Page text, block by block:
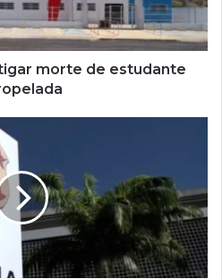
morte de estudante